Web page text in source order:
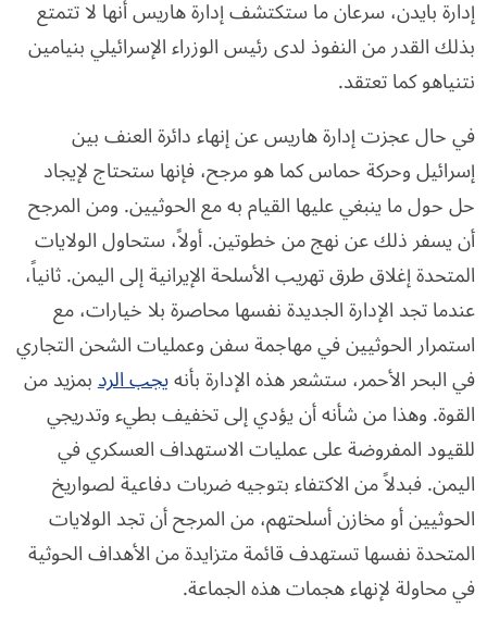
إدارة بايدن، سرعان ما ستكتشف إدارة هاريس أنها لا تتمتع
بذلك القدر من النفوذ لدى رئيس الوزراء الإسرائيلي بنيامين
نتنياهو كما تعتقد.
في حال عجزت إدارة هاريس عن إنهاء دائرة العنف بين
إسرائيل وحركة حماس كما هو مرجح، فإنها ستحتاج لإيجاد
حل حول ما ينبغي عليها القيام به مع الحوثيين. ومن المرجح
أن يسفر ذلك عن نهج من خطوتين. أولاً، ستحاول الولايات
المتحدة إغلاق طرق تهريب الأسلحة الإيرانية إلى اليمن. ثانياً،
عندما تجد الإدارة الجديدة نفسها محاصرة بلا خيارات، مع
استمرار الحوثيين في مهاجمة سفن وعمليات الشحن التجاري
في البحر الأحمر، ستشعر هذه الإدارة بأنهيجب الردبمزيد من
القوة. وهذا من شأنه أن يؤدي إلى تخفيف بطيء وتدريجي
للقيود المفروضة على عمليات الاستهداف العسكري في
اليمن. فبدلاً من الاكتفاء بتوجيه ضربات دفاعية لصواريخ
الحوثيين أو مخازن أسلحتهم، من المرجح أن تجد الولايات
المتحدة نفسها تستهدف قائمة متزايدة من الأهداف الحوثية
في محاولة لإنهاء هجمات هذه الجماعة.